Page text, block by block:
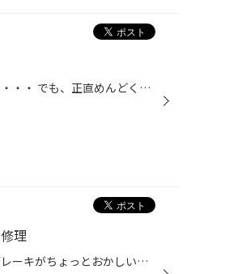
愛車を洗車したい・・・ 周りから汚れているだのなんだの・・・ でも、正直めんどくさいと思ってしまいます。 そんな時、店長が洗車してくれるという事で久々に♪ そして最後の仕上げにコレ!!『バリアスコート』を使ったんです。 ツルツルとしたボディの滑らかな肌触り？笑 1番驚いたのが、 雨が降っ...
理
先日タイヤをご購入いただいたインプレッサのお客様、 ブレーキがちょっとおかしい気がする・・・とのご相談です。 ボンネットを開けてみると、ブレーキフルードがかなり減っています。 フロントは外観上問題なさそうでしたが、リアがマズイ！ ホイールシリンダーからブレーキフルードが漏れており...